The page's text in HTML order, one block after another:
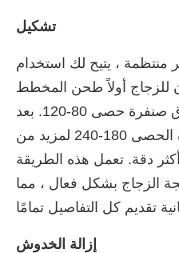
تشكيل
، يتيح لك استخدام
للزجاج أولاً طحن المخطط
العام تقريبًا باستخدام ورق صنفرة حصى 80-120. بعد
ذلك ، استخدم ورق الصنفرة الحصى 180-240 لمزيد من
دقة. تعمل هذه الطريقة
الزجاج بشكل فعال ، مما
إزالة الخدوش